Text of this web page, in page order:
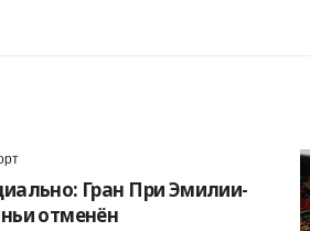
Гран При Эмилии-
отменён